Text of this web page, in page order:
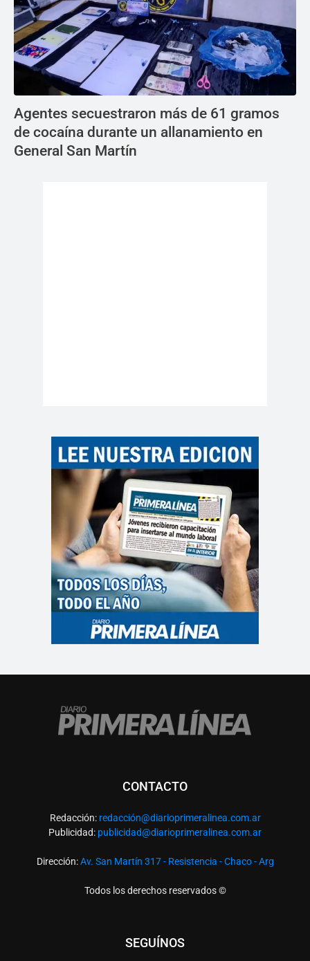
Agentes secuestraron más de 61 gramos
de cocaína durante un allanamiento en
General San Martín
CONTACTO
Redacción: redacción@diarioprimeralinea.com.ar
Publicidad: publicidad@diarioprimeralinea.com.ar
Dirección:Av. San Martín 317 - Resistencia - Chaco - Arg
Todos los derechos reservados ©
SEGUÍNOS